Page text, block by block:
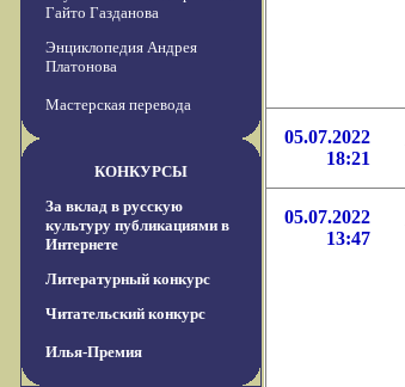
Гайто Газданова
Энциклопедия Андрея
Платонова
Мастерская перевода
КОНКУРСЫ
За вклад в русскую
культуру публикациями в
Интернете
Литературный конкурс
Читательский конкурс
Илья-Премия
05.07.2022
18:21
05.07.2022
13:47